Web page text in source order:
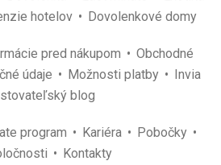
hotelov Dovolenkové domy
pred nákupom
Obchodné
údaje Možnosti platby
Invia
blog
program Kariéra
Pobočky
Kontakty